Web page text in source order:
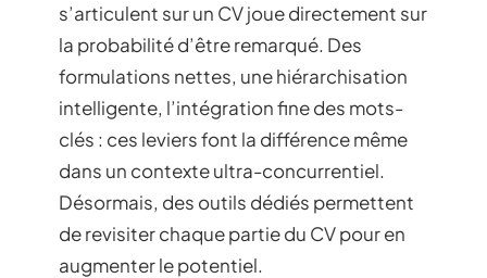
s’articulent sur un CV joue directement sur
la probabilité d’être remarqué. Des
formulations nettes, une hiérarchisation
intelligente, l’intégration fine des mots-
clés : ces leviers font la différence même
dans un contexte ultra-concurrentiel.
Désormais, des outils dédiés permettent
de revisiter chaque partie du CV pour en
augmenter le potentiel.